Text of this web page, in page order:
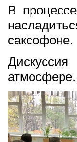
В
саксофоне.
атмосфере.